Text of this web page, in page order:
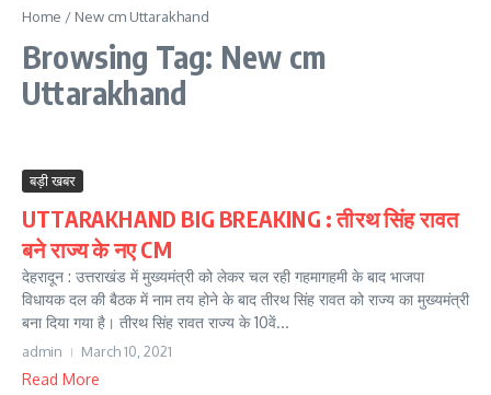
Home / New cm Uttarakhand
Browsing Tag: New cm
Uttarakhand
बड़ी खबर
UTTARAKHAND BIG BREAKING : तीरथ सिंह रावत
बने राज्य के नए CM
देहरादून : उत्तराखंड में मुख्यमंत्री को लेकर चल रही गहमागहमी के बाद भाजपा
विधायक दल की बैठक में नाम तय होने के बाद तीरथ सिंह रावत को राज्य का मुख्यमंत्री
बना दिया गया है। तीरथ सिंह रावत राज्य के 10वें...
admin March 10, 2021
Read More